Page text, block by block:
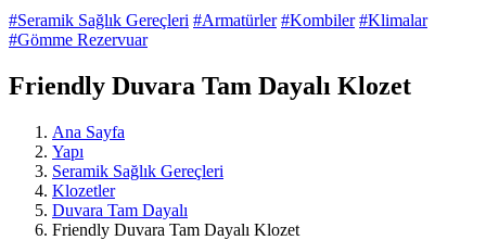
#Seramik Sağlık Gereçleri #Armatürler #Kombiler #Klimalar
#Gömme Rezervuar
Friendly Duvara Tam Dayalı Klozet
Ana Sayfa
Yapı
Seramik Sağlık Gereçleri
Klozetler
Duvara Tam Dayalı
Friendly Duvara Tam Dayalı Klozet